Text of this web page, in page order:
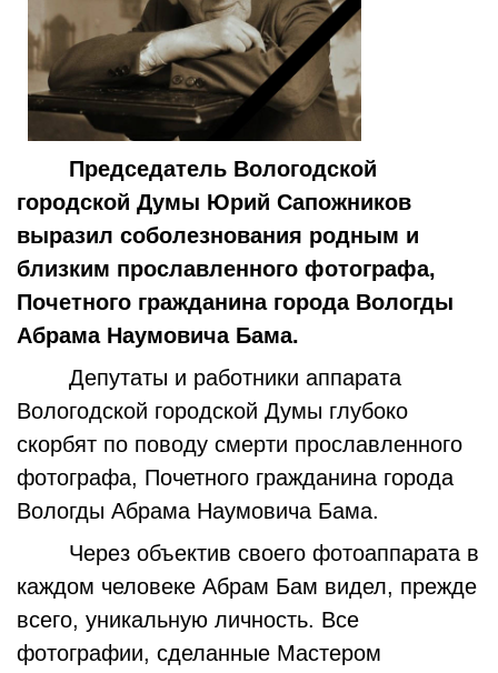
Председатель Вологодской
городской Думы Юрий Сапожников
выразил соболезнования родным и
близким прославленного фотографа,
Почетного гражданина города Вологды
Абрама Наумовича Бама.
Депутаты и работники аппарата
Вологодской городской Думы глубоко
скорбят по поводу смерти прославленного
фотографа, Почетного гражданина города
Вологды Абрама Наумовича Бама.
Через объектив своего фотоаппарата в
каждом человеке Абрам Бам видел, прежде
всего, уникальную личность. Все
фотографии, сделанные Мастером